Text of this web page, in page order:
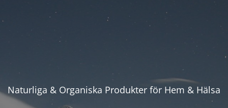
Naturliga & Organiska Produkter för Hem & Hälsa